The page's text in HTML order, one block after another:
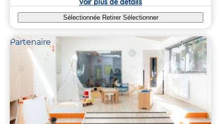
Sélectionnée Retirer Sélectionner
Partenaire